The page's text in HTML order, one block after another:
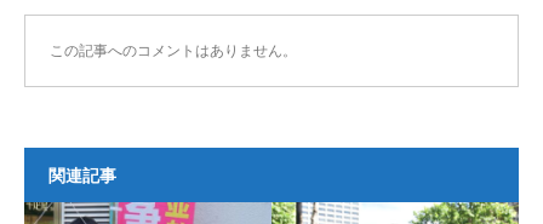
この記事へのコメントはありません。
関連記事